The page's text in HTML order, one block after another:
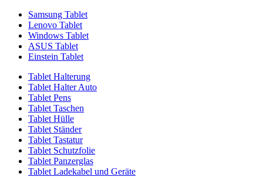
Samsung Tablet
Lenovo Tablet
Windows Tablet
ASUS Tablet
Einstein Tablet
Tablet Halterung
Tablet Halter Auto
Tablet Pens
Tablet Taschen
Tablet Hülle
Tablet Ständer
Tablet Tastatur
Tablet Schutzfolie
Tablet Panzerglas
Tablet Ladekabel und Geräte